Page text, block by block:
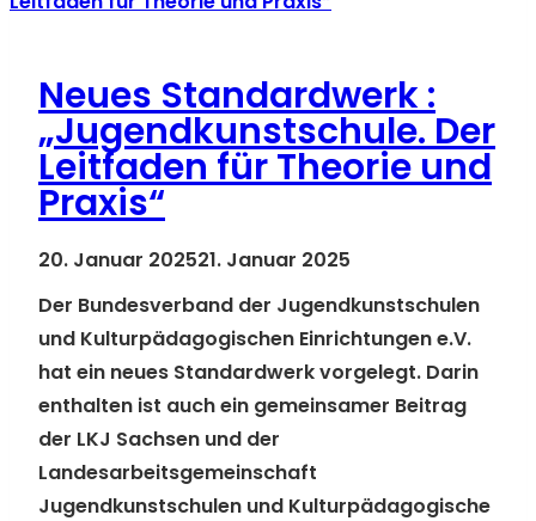
Neues Standardwerk :
„Jugendkunstschule. Der
Leitfaden für Theorie und
Praxis“
20. Januar 202521. Januar 2025
Der Bundesverband der Jugendkunstschulen
und Kulturpädagogischen Einrichtungen e.V.
hat ein neues Standardwerk vorgelegt. Darin
enthalten ist auch ein gemeinsamer Beitrag
der LKJ Sachsen und der
Landesarbeitsgemeinschaft
Jugendkunstschulen und Kulturpädagogische